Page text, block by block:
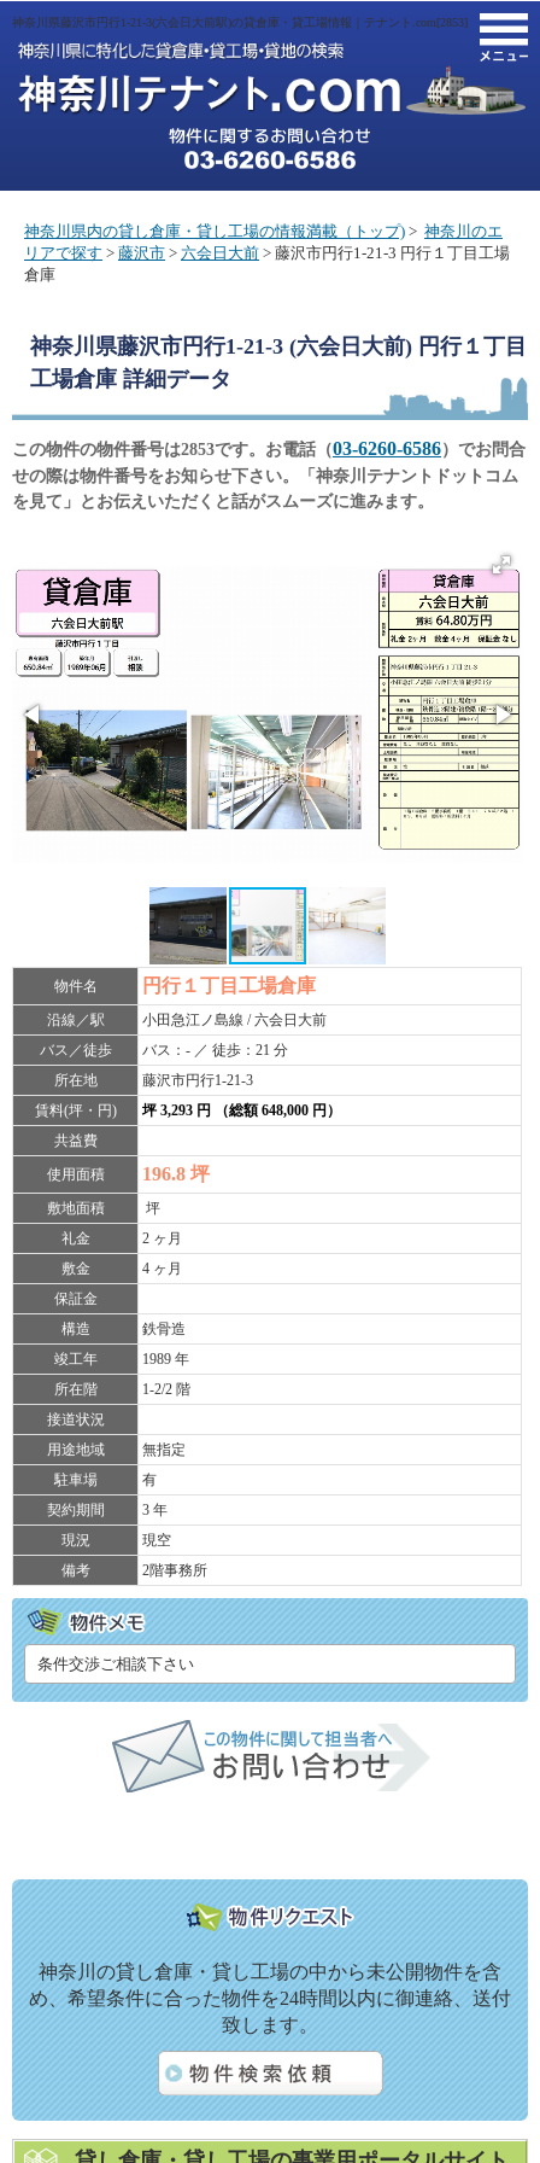
神奈川県藤沢市円行1-21-3(六会日大前駅)の貸倉庫・貸工場情報｜テナント.com[2853]
神奈川県内の貸し倉庫・貸し工場の情報満載（トップ) > 神奈川のエ
リアで探す > 藤沢市 > 六会日大前 > 藤沢市円行1-21-3 円行１丁目工場
倉庫
神奈川県藤沢市円行1-21-3 (六会日大前) 円行１丁目
工場倉庫 詳細データ
この物件の物件番号は2853です。お電話（03-6260-6586）でお問合
せの際は物件番号をお知らせ下さい。「神奈川テナントドットコム
を見て」とお伝えいただくと話がスムーズに進みます。
物件名 円行１丁目工場倉庫
沿線／駅
小田急江ノ島線 / 六会日大前
バス／徒歩
バス：- ／ 徒歩：21 分
所在地
藤沢市円行1-21-3
賃料(坪・円)
坪 3,293 円 （総額 648,000 円）
共益費
使用面積
196.8 坪
敷地面積
坪
礼金
2 ヶ月
敷金
4 ヶ月
保証金
構造
鉄骨造
竣工年
1989 年
所在階
1-2/2 階
接道状況
用途地域
無指定
駐車場
有
契約期間
3 年
現況
現空
備考
2階事務所
条件交渉ご相談下さい
神奈川の貸し倉庫・貸し工場の中から未公開物件を含
め、希望条件に合った物件を24時間以内に御連絡、送付
致します。